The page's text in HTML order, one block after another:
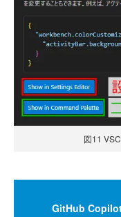
図11
GitHub Copilot